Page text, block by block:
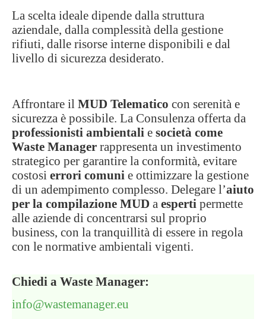
La scelta ideale dipende dalla struttura
aziendale, dalla complessità della gestione
rifiuti, dalle risorse interne disponibili e dal
livello di sicurezza desiderato.
Affrontare il MUD Telematico con serenità e
sicurezza è possibile. La Consulenza offerta da
professionisti ambientali e società come
Waste Manager rappresenta un investimento
strategico per garantire la conformità, evitare
costosi errori comuni e ottimizzare la gestione
di un adempimento complesso. Delegare l’aiuto
per la compilazione MUD a esperti permette
alle aziende di concentrarsi sul proprio
business, con la tranquillità di essere in regola
con le normative ambientali vigenti.
Chiedi a Waste Manager:
info@wastemanager.eu